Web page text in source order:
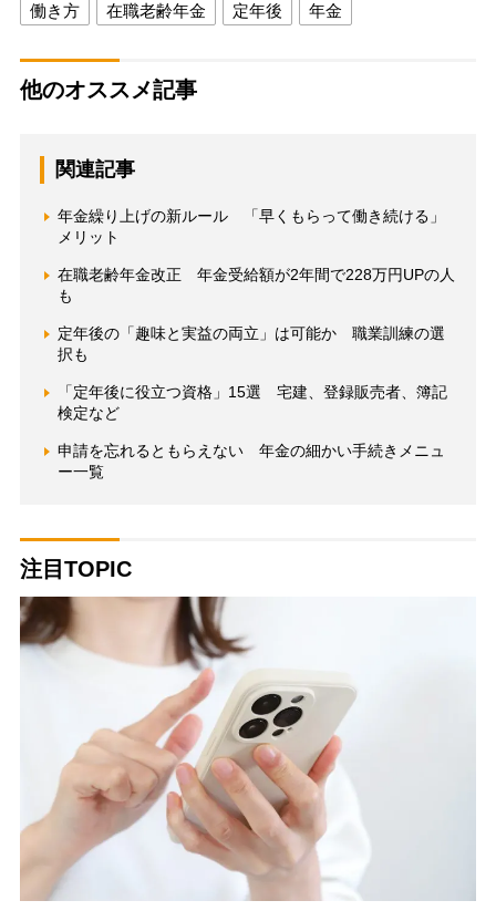
働き方 在職老齢年金 定年後 年金
他のオススメ記事
関連記事
年金繰り上げの新ルール 「早くもらって働き続ける」
メリット
在職老齢年金改正 年金受給額が2年間で228万円UPの人
も
定年後の「趣味と実益の両立」は可能か 職業訓練の選
択も
「定年後に役立つ資格」15選 宅建、登録販売者、簿記
検定など
申請を忘れるともらえない 年金の細かい手続きメニュ
ー一覧
注目TOPIC